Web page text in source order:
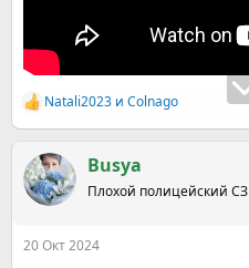
Р
е
к
ц
и
Natali2023 и Colnago
Busya
Плохой полицейский СЗ
20 Окт 2024